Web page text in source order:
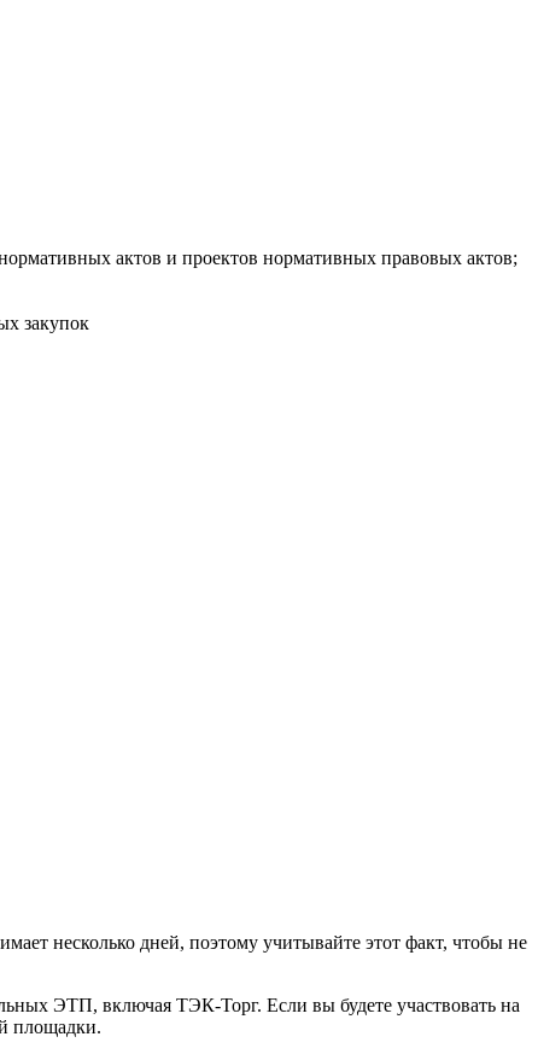
актов и проектов нормативных правовых актов;
закупок
несколько дней, поэтому учитывайте этот факт, чтобы не
ЭТП, включая ТЭК-Торг. Если вы будете участвовать на
площадки.